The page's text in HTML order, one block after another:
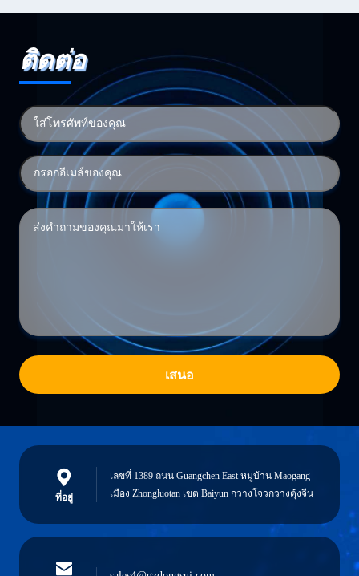
ติดต่อ
เสนอ
ที่อยู่
เลขที่ 1389 ถนน Guangchen East หมู่บ้าน Maogang
เมือง Zhongluotan เขต Baiyun กวางโจวกวางตุ้งจีน